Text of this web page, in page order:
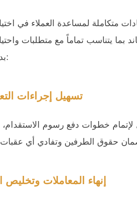
متكاملة لمساعدة العملاء في
بما يتناسب تماماً مع متطلبات
بدقة، ولهذا يشمل دورها:
تسهيل إجراءات
خطوات دفع رسوم الاستقدام،
إنهاء المعاملات وتخليص